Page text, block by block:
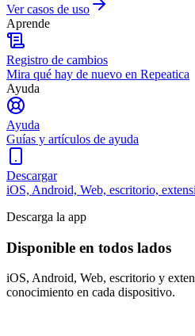
Ver casos de uso
Aprende
Registro de cambios
Mira qué hay de nuevo en Repeatica
Ayuda
Ayuda
Guías y artículos de ayuda
Descargar
iOS, Android, Web, escritorio,
Descarga la app
Disponible en todos lados
iOS, Android, Web, escritorio y
conocimiento en cada dispositivo.